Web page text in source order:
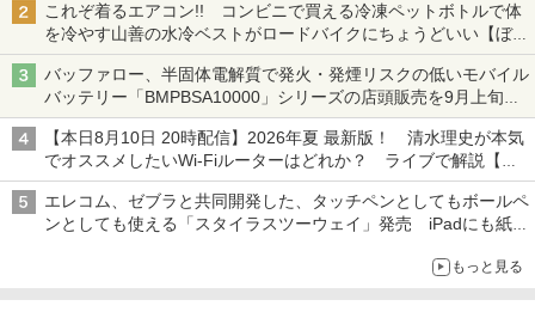
これぞ着るエアコン!! コンビニで買える冷凍ペットボトルで体
を冷やす山善の水冷ベストがロードバイクにちょうどいい【ぼっ
ち・ざ・ろーど！その14】【空いた時間でなにしてる？】
バッファロー、半固体電解質で発火・発煙リスクの低いモバイル
バッテリー「BMPBSA10000」シリーズの店頭販売を9月上旬に
開始
【本日8月10日 20時配信】2026年夏 最新版！ 清水理史が本気
でオススメしたいWi-Fiルーターはどれか？ ライブで解説【清
水理史の「イニシャルB」チャンネル】
エレコム、ゼブラと共同開発した、タッチペンとしてもボールペ
ンとしても使える「スタイラスツーウェイ」発売 iPadにも紙に
もっと見る